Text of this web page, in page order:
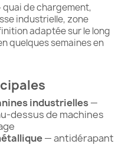
quai de chargement,
industrielle, zone
adaptée sur le long
quelques semaines en
industrielles—
dessus de machines
— antidérapant